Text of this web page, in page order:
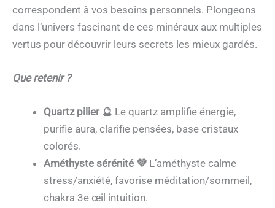
correspondent à vos besoins personnels. Plongeons
dans l’univers fascinant de ces minéraux aux multiples
vertus pour découvrir leurs secrets les mieux gardés.
Que retenir ?
Quartz pilier 🔮 Le quartz amplifie énergie,
purifie aura, clarifie pensées, base cristaux
colorés.
Améthyste sérénité 💜 L’améthyste calme
stress/anxiété, favorise méditation/sommeil,
chakra 3e œil intuition.